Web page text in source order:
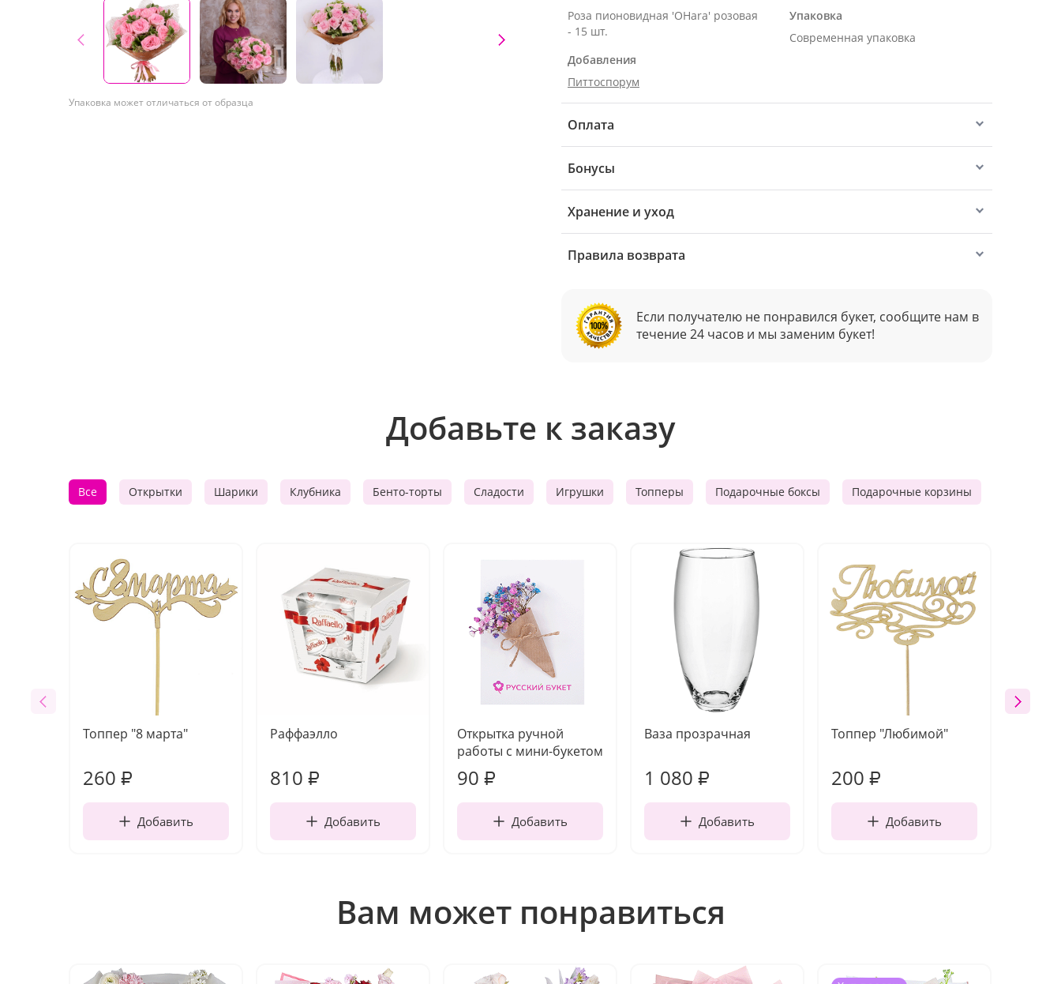
Упаковка может отличаться от образца
Роза пионовидная 'OHara' розовая
- 15 шт.
Добавления
Питтоспорум
Упаковка
Современная упаковка
Оплата
Бонусы
Хранение и уход
Правила возврата
Если получателю не понравился букет, сообщите нам в
течение 24 часов и мы заменим букет!
Добавьте к заказу
Все Открытки Шарики Клубника Бенто-торты Сладости Игрушки Топперы Подарочные боксы Подарочные корзины
Топпер "8 марта"
260 ₽
Добавить
Раффаэлло
810 ₽
Добавить
Открытка ручной
работы с мини-букетом
90 ₽
Добавить
Ваза прозрачная
1 080 ₽
Добавить
Топпер "Любимой"
200 ₽
Добавить
Вам может понравиться